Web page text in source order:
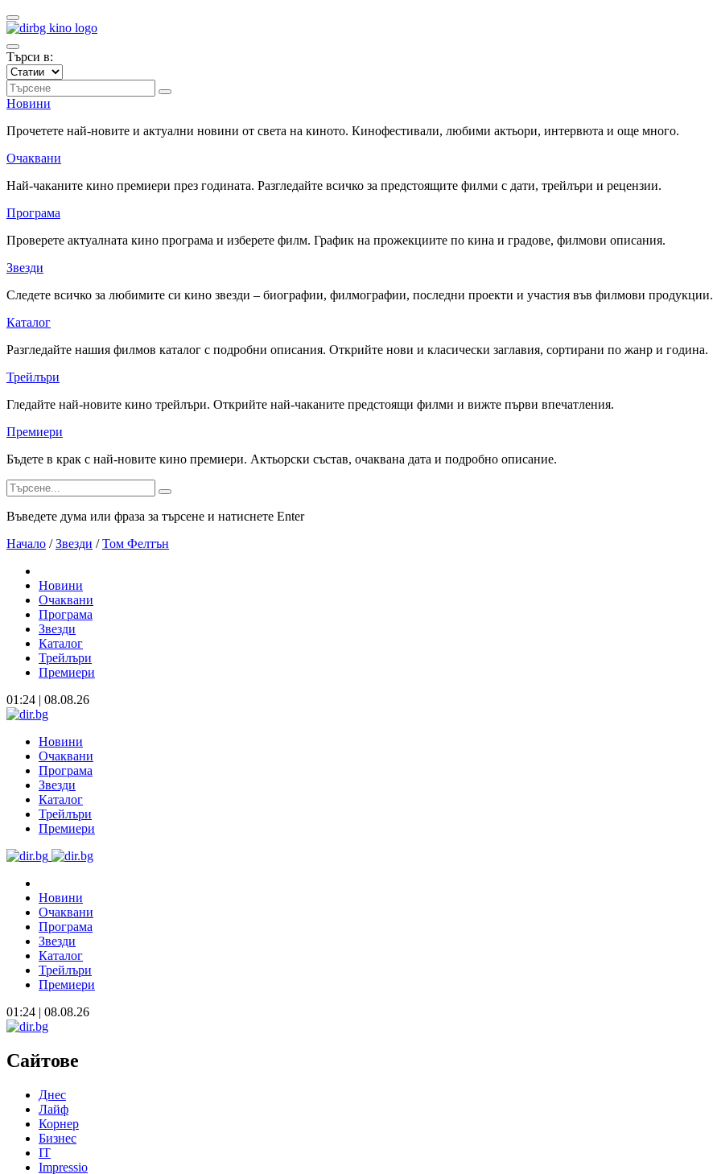
Търси в:
Новини
Прочетете най-новите и актуални новини от света на киното. Кинофестивали, любими актьори, интервюта и още много.
Очаквани
Най-чаканите кино премиери през годината. Разгледайте всичко за предстоящите филми с дати, трейлъри и рецензии.
Програма
Проверете актуалната кино програма и изберете филм. График на прожекциите по кина и градове, филмови описания.
Звезди
Следете всичко за любимите си кино звезди – биографии, филмографии, последни проекти и участия във филмови продукции.
Каталог
Разгледайте нашия филмов каталог с подробни описания. Открийте нови и класически заглавия, сортирани по жанр и година.
Трейлъри
Гледайте най-новите кино трейлъри. Открийте най-чаканите предстоящи филми и вижте първи впечатления.
Премиери
Бъдете в крак с най-новите кино премиери. Актьорски състав, очаквана дата и подробно описание.
Въведете дума или фраза за търсене и натиснете Enter
Начало / Звезди / Том Фелтън
Новини
Очаквани
Програма
Звезди
Каталог
Трейлъри
Премиери
01:24 | 08.08.26
Новини
Очаквани
Програма
Звезди
Каталог
Трейлъри
Премиери
Новини
Очаквани
Програма
Звезди
Каталог
Трейлъри
Премиери
01:24 | 08.08.26
Сайтове
Днес
Лайф
Корнер
Бизнес
IT
Impressio